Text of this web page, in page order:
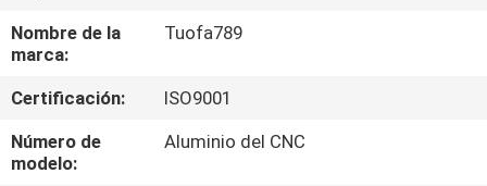
RECORRIDO
POR
LA
Nombre de la
marca:
Tuofa789
Certificación:
ISO9001
Número de
modelo:
Aluminio del CNC